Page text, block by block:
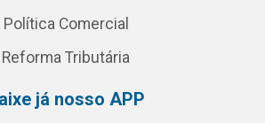
Política Comercial
Reforma Tributária
já nosso APP